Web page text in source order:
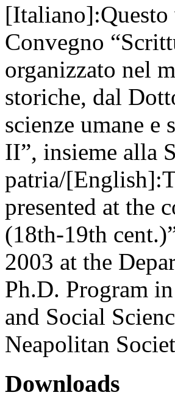
Convegno
organizzato nel
storiche, dal
scienze umane
II”, insieme alla
patria/
presented at the
(18th-19th
2003 at the
Ph.D. Program
and Social
Neapolitan
Downloads